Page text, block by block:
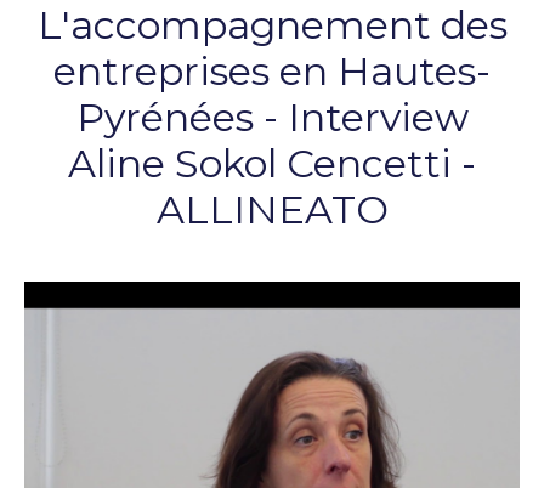
L'accompagnement des
entreprises en Hautes-
Pyrénées - Interview
Aline Sokol Cencetti -
ALLINEATO